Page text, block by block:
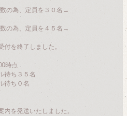
の為、定員を３０名→
の為、定員を４５名→
を終了しました。
時点
待ち３５名
待ち０名
を発送いたしました。